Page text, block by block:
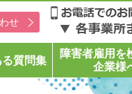
せ
質問集
障害者雇用を
企業様